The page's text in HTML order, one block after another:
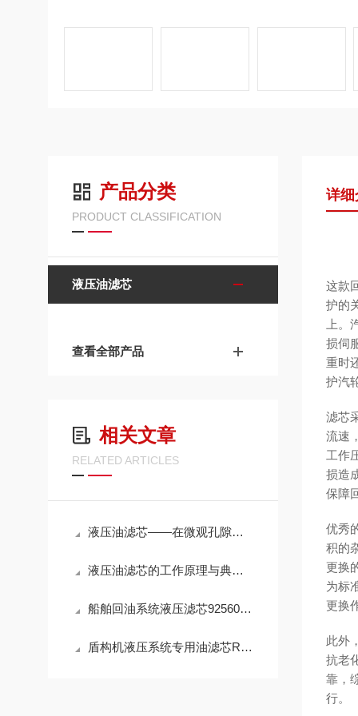
产品分类
PRODUCT CLASSIFICATION
液压油滤芯
查看全部产品
相关文章
RELATED ARTICLES
液压油滤芯——在微观孔隙中捍卫液压系统的“血液纯净”
液压油滤芯的工作原理与典型应用解析
船舶回油系统液压滤芯925602Q高效滤油参数
盾构机液压系统专用油滤芯R928005927性能
详细
这款
护的
上
损伺
重时
护汽
滤芯
流速
工作
损造
保障
优秀
积的
更换
为标
更换
此外
抗老
靠，
行。